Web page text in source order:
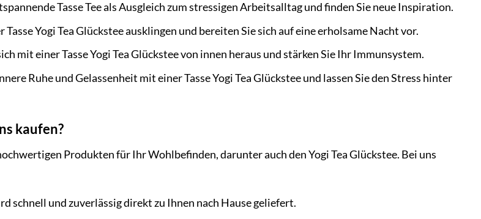
Tasse Tee als Ausgleich zum stressigen Arbeitsalltag und finden Sie neue Inspiration.
Tasse Yogi Tea Glückstee ausklingen und bereiten Sie sich auf eine erholsame Nacht vor.
mit einer Tasse Yogi Tea Glückstee von innen heraus und stärken Sie Ihr Immunsystem.
Ruhe und Gelassenheit mit einer Tasse Yogi Tea Glückstee und lassen Sie den Stress hinter
kaufen?
Produkten für Ihr Wohlbefinden, darunter auch den Yogi Tea Glückstee. Bei uns
schnell und zuverlässig direkt zu Ihnen nach Hause geliefert.